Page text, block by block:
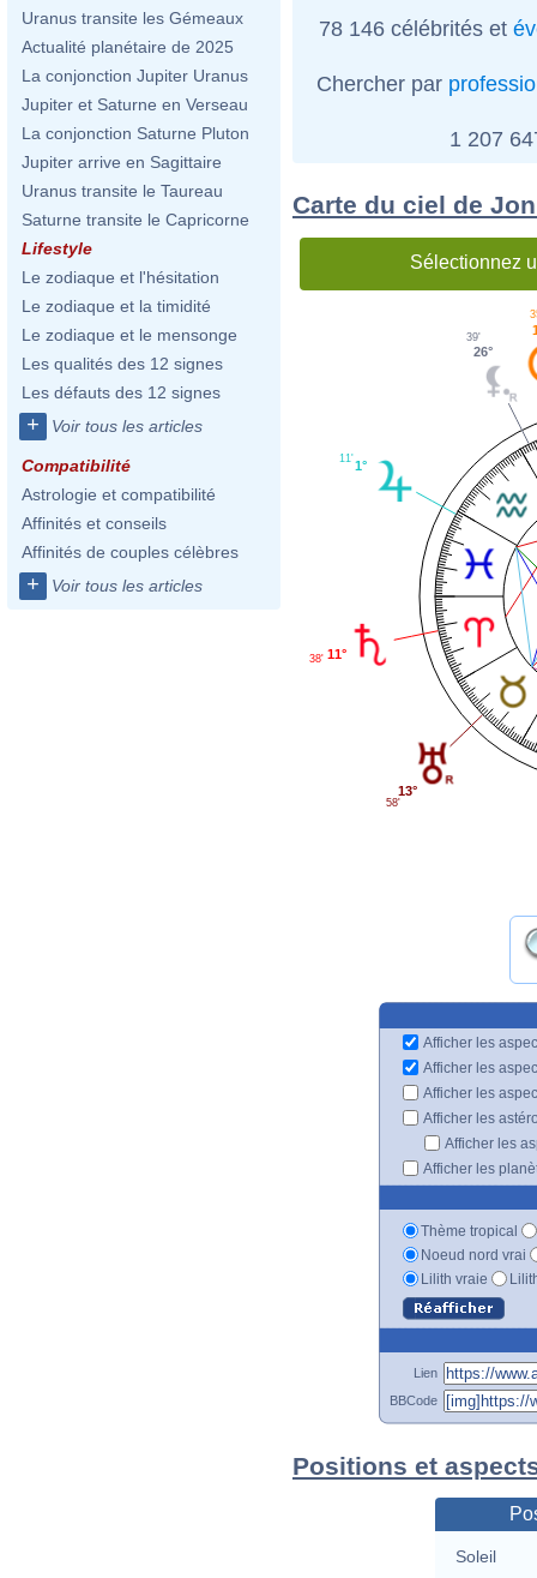
Uranus transite les Gémeaux
Actualité planétaire de 2025
La conjonction Jupiter Uranus
Jupiter et Saturne en Verseau
La conjonction Saturne Pluton
Jupiter arrive en Sagittaire
Uranus transite le Taureau
Saturne transite le Capricorne
Lifestyle
Le zodiaque et l'hésitation
Le zodiaque et la timidité
Le zodiaque et le mensonge
Les qualités des 12 signes
Les défauts des 12 signes
+ Voir tous les articles
Compatibilité
Astrologie et compatibilité
Affinités et conseils
Affinités de couples célèbres
+ Voir tous les articles
78 146 célébrités et
Chercher par
1 207
Carte du ciel de
Sélectionnez
26°
39'
1°
11'
11°
38'
13°
58'
Afficher les
Afficher les
Afficher les
Afficher les
Afficher les
Afficher les
Thème tropical
Noeud nord vrai
Lilith vraie
Lien
BBCode
Positions et
Soleil